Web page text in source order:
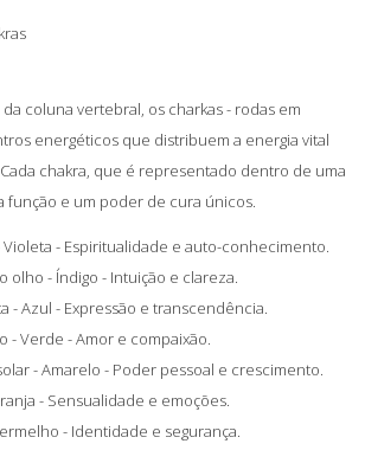
coluna vertebral, os charkas - rodas em
energéticos que distribuem a energia vital
chakra, que é representado dentro de uma
função e um poder de cura únicos.
Violeta - Espiritualidade e auto-conhecimento.
olho - Índigo - Intuição e clareza.
- Azul - Expressão e transcendência.
- Verde - Amor e compaixão.
- Amarelo - Poder pessoal e crescimento.
- Sensualidade e emoções.
- Identidade e segurança.